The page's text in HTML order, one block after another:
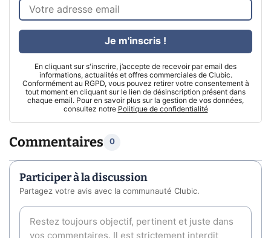
En cliquant sur s'inscrire, j’accepte de recevoir par email des
informations, actualités et offres commerciales de Clubic.
Conformément au RGPD, vous pouvez retirer votre consentement à
tout moment en cliquant sur le lien de désinscription présent dans
chaque email. Pour en savoir plus sur la gestion de vos données,
consultez notre Politique de confidentialité
Je m'inscris !
Commentaires 0
Participer à la discussion
Partagez votre avis avec la communauté Clubic.